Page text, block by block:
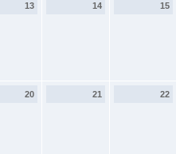
13 14 15
20 21 22